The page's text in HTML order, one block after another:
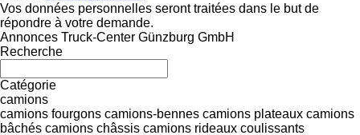
Vos données personnelles seront traitées dans le but de
répondre à votre demande.
Annonces Truck-Center Günzburg GmbH
Recherche
Catégorie
camions
camions fourgons camions-bennes camions plateaux camions
bâchés camions châssis camions rideaux coulissants